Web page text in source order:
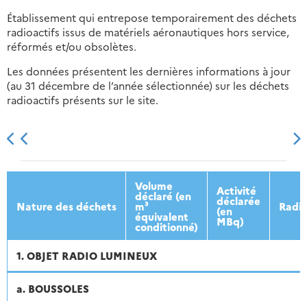
Établissement qui entrepose temporairement des déchets
radioactifs issus de matériels aéronautiques hors service,
réformés et/ou obsolètes.
Les données présentent les dernières informations à jour
(au 31 décembre de l’année sélectionnée) sur les déchets
radioactifs présents sur le site.
2013 2014 2015 2016
Nature des déchets
Volume
déclaré (en
m³
équivalent
conditionné)
Activité
déclarée
(en
MBq)
1. OBJET RADIO LUMINEUX
a. BOUSSOLES